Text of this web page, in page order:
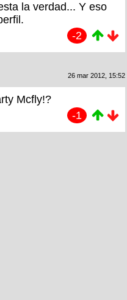
la verdad... Y eso
-2
26 mar 2012, 15:52
Mcfly!?
-1